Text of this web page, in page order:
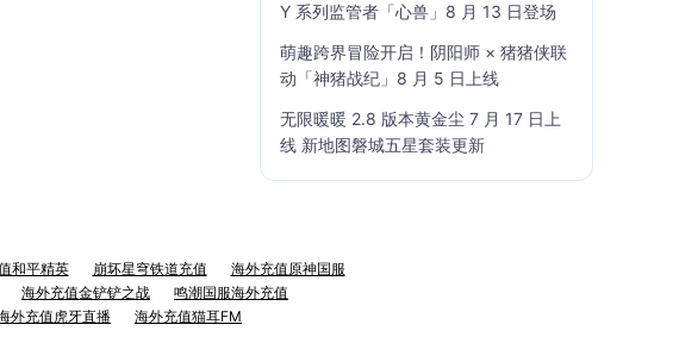
Y 系列监管者「心兽」8 月 13 日登场
萌趣跨界冒险开启！阴阳师 × 猪猪侠联
动「神猪战纪」8 月 5 日上线
无限暖暖 2.8 版本黄金尘 7 月 17 日上
线 新地图磐城五星套装更新
和平精英 崩坏星穹铁道充值
海外充值原神国服
海外充值金铲铲之战
鸣潮国服海外充值
外充值虎牙直播 海外充值猫耳FM